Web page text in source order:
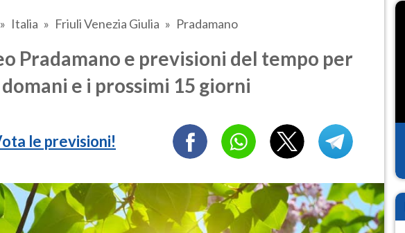
Italia Friuli Venezia Giulia Pradamano
Pradamano e previsioni del tempo per
e i prossimi 15 giorni
le previsioni!